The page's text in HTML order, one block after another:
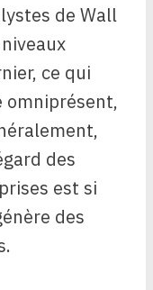
de Wall
ce qui
omniprésent,
des
est si
des